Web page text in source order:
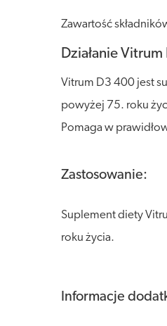
Zawartość
Działanie
Vitrum D3 400 jest
powyżej 75. roku
Pomaga w
Zastosowanie:
Suplement diety
roku życia.
Informacje